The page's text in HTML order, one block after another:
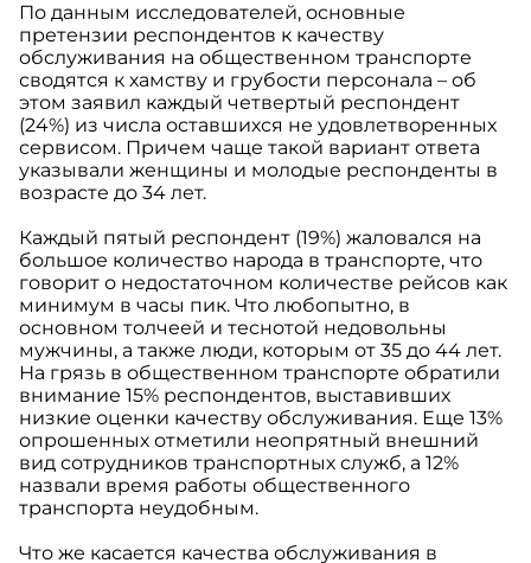
По данным исследователей, основные
претензии респондентов к качеству
обслуживания на общественном транспорте
сводятся к хамству и грубости персонала – об
этом заявил каждый четвертый респондент
(24%) из числа оставшихся не удовлетворенных
сервисом. Причем чаще такой вариант ответа
указывали женщины и молодые респонденты в
возрасте до 34 лет.
Каждый пятый респондент (19%) жаловался на
большое количество народа в транспорте, что
говорит о недостаточном количестве рейсов как
минимум в часы пик. Что любопытно, в
основном толчеей и теснотой недовольны
мужчины, а также люди, которым от 35 до 44 лет.
На грязь в общественном транспорте обратили
внимание 15% респондентов, выставивших
низкие оценки качеству обслуживания. Еще 13%
опрошенных отметили неопрятный внешний
вид сотрудников транспортных служб, а 12%
назвали время работы общественного
транспорта неудобным.
Что же касается качества обслуживания в